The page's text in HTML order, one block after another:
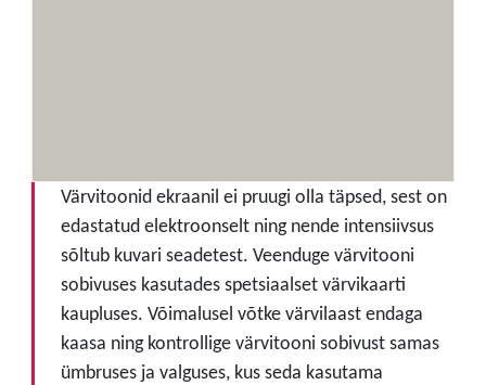
Värvitoonid ekraanil ei pruugi olla täpsed, sest on
edastatud elektroonselt ning nende intensiivsus
sõltub kuvari seadetest. Veenduge värvitooni
sobivuses kasutades spetsiaalset värvikaarti
kaupluses. Võimalusel võtke värvilaast endaga
kaasa ning kontrollige värvitooni sobivust samas
ümbruses ja valguses, kus seda kasutama